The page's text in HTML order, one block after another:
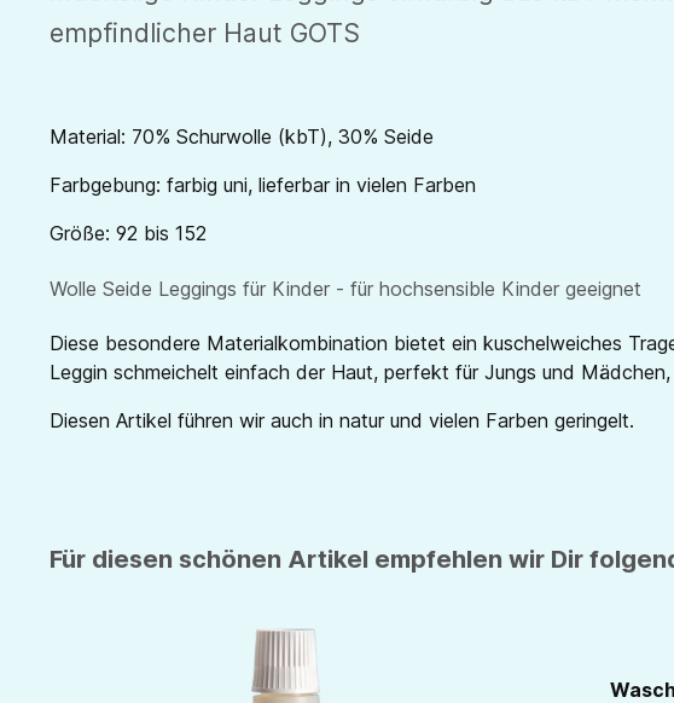
empfindlicher Haut GOTS
Material: 70% Schurwolle (kbT), 30% Seide
Farbgebung: farbig uni, lieferbar in vielen Farben
Größe: 92 bis 152
Wolle Seide Leggings für Kinder - für hochsensible Kinder geeignet
Diese besondere Materialkombination bietet ein kuschelweiches
Leggin schmeichelt einfach der Haut, perfekt für Jungs und
Diesen Artikel führen wir auch in natur und vielen Farben geringelt.
Für diesen schönen Artikel empfehlen wir Dir